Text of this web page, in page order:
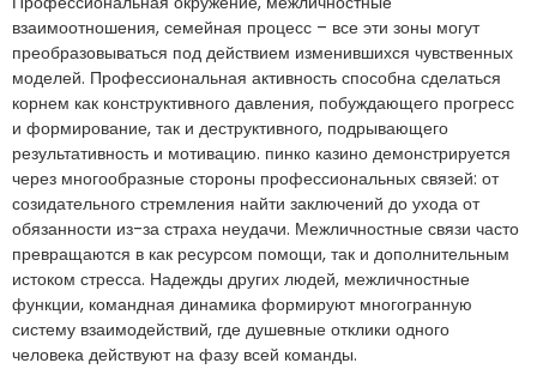
взаимоотношения, семейная процесс – все эти зоны могут
преобразовываться под действием изменившихся чувственных
моделей. Профессиональная активность способна сделаться
корнем как конструктивного давления, побуждающего прогресс
и формирование, так и деструктивного, подрывающего
результативность и мотивацию. пинко казино демонстрируется
через многообразные стороны профессиональных связей: от
созидательного стремления найти заключений до ухода от
обязанности из-за страха неудачи. Межличностные связи часто
превращаются в как ресурсом помощи, так и дополнительным
истоком стресса. Надежды других людей, межличностные
функции, командная динамика формируют многогранную
систему взаимодействий, где душевные отклики одного
человека действуют на фазу всей команды.